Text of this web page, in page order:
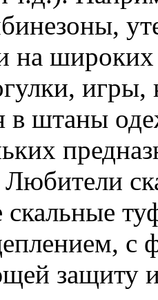
на широких
игры,
в штаны
с
защиту